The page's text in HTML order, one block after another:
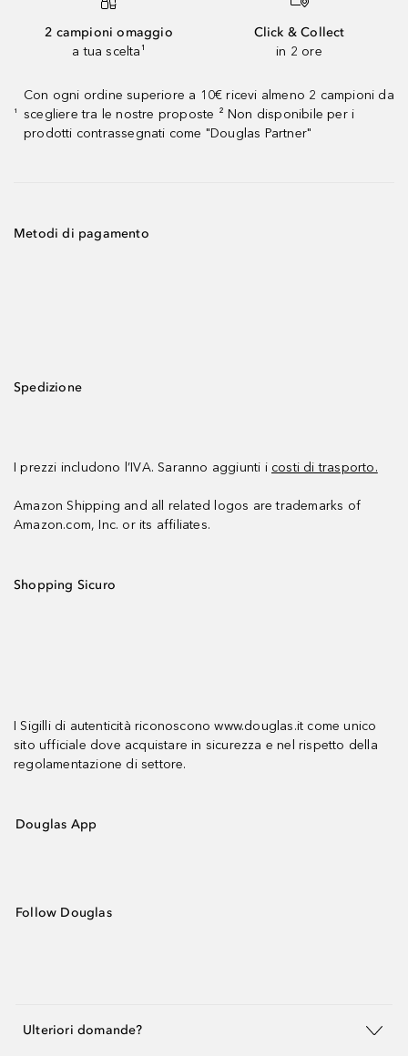
2 campioni omaggio
a tua scelta¹
Click & Collect
in 2 ore
¹
Con ogni ordine superiore a 10€ ricevi almeno 2 campioni da
scegliere tra le nostre proposte ² Non disponibile per i
prodotti contrassegnati come "Douglas Partner"
Metodi di pagamento
Spedizione
I prezzi includono l’IVA. Saranno aggiunti i costi di trasporto.
Amazon Shipping and all related logos are trademarks of
Amazon.com, Inc. or its affiliates.
Shopping Sicuro
I Sigilli di autenticità riconoscono www.douglas.it come unico
sito ufficiale dove acquistare in sicurezza e nel rispetto della
regolamentazione di settore.
Douglas App
Follow Douglas
Ulteriori domande?